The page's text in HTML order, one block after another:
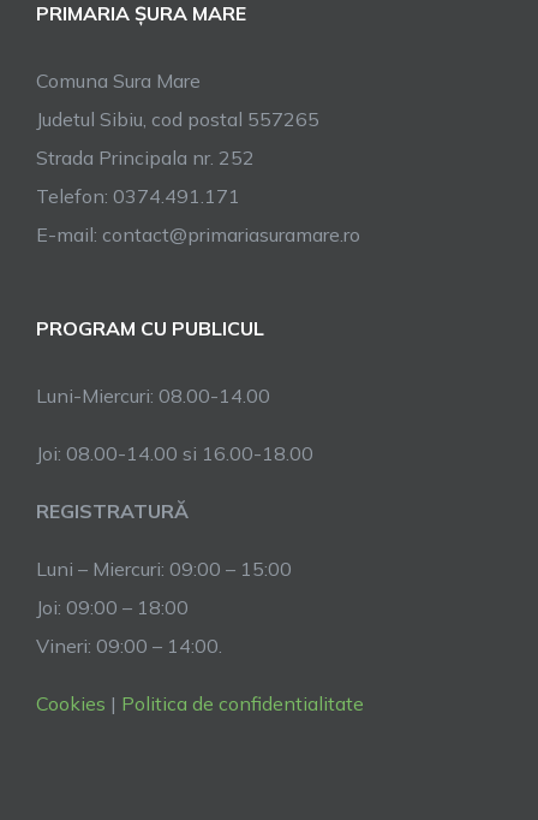
PRIMARIA ȘURA MARE
Comuna Sura Mare
Judetul Sibiu, cod postal 557265
Strada Principala nr. 252
Telefon: 0374.491.171
E-mail: contact@primariasuramare.ro
PROGRAM CU PUBLICUL
Luni-Miercuri: 08.00-14.00
Joi: 08.00-14.00 si 16.00-18.00
REGISTRATURĂ
Luni – Miercuri: 09:00 – 15:00
Joi: 09:00 – 18:00
Vineri: 09:00 – 14:00.
Cookies | Politica de confidentialitate